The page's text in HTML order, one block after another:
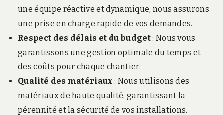
une équipe réactive et dynamique, nous assurons
une prise en charge rapide de vos demandes.
Respect des délais et du budget: Nous vous
garantissons une gestion optimale du temps et
des coûts pour chaque chantier.
Qualité des matériaux : Nous utilisons des
matériaux de haute qualité, garantissant la
pérennité et la sécurité de vos installations.